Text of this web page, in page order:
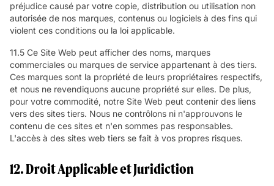
préjudice causé par votre copie, distribution ou utilisation non
autorisée de nos marques, contenus ou logiciels à des fins qui
violent ces conditions ou la loi applicable.
11.5 Ce Site Web peut afficher des noms, marques
commerciales ou marques de service appartenant à des tiers.
Ces marques sont la propriété de leurs propriétaires respectifs,
et nous ne revendiquons aucune propriété sur elles. De plus,
pour votre commodité, notre Site Web peut contenir des liens
vers des sites tiers. Nous ne contrôlons ni n'approuvons le
contenu de ces sites et n'en sommes pas responsables.
L'accès à des sites web tiers se fait à vos propres risques.
12. Droit Applicable et Juridiction